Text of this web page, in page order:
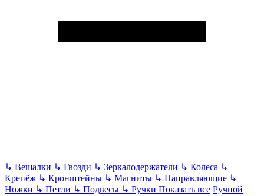
↳ Вешалки ↳ Гвозди ↳ Зеркалодержатели ↳ Колеса ↳
Крепёж ↳ Кронштейны ↳ Магниты ↳ Направляющие ↳
Ножки ↳ Петли ↳ Подвесы ↳ Ручки Показать все Ручной